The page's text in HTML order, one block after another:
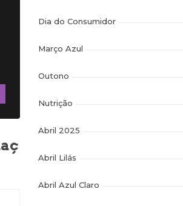
Dia do Consumidor
Março Azul
Outono
Nutrição
Abril 2025
Abril Lilás
Abril Azul Claro